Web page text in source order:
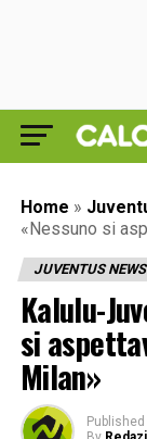
Home »
«Nessuno si
JUVENTUS NEWS
Kalulu-
si
Milan»
Published